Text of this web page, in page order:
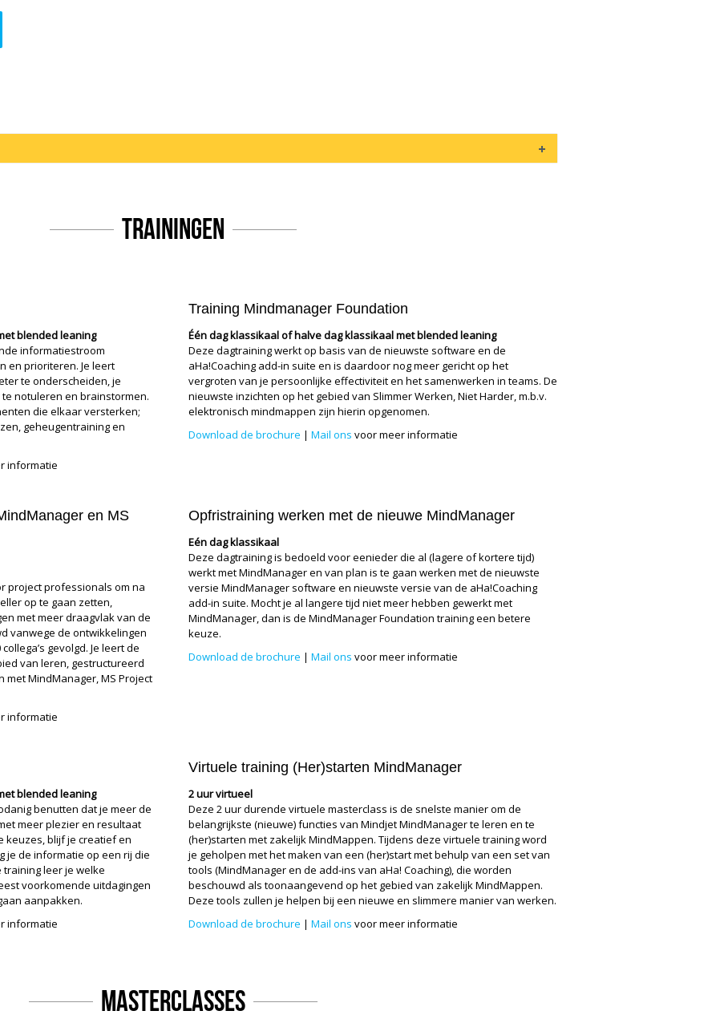
Trainingen
blended leaning
informatiestroom
en prioriteren. Je leert
te onderscheiden, je
notuleren en brainstormen.
die elkaar versterken;
geheugentraining en
informatie
Training Mindmanager Foundation
Één dag klassikaal of halve dag klassikaal met blended leaning
Deze dagtraining werkt op basis van de nieuwste software en de
aHa!Coaching add-in suite en is daardoor nog meer gericht op het
vergroten van je persoonlijke effectiviteit en het samenwerken in teams. De
nieuwste inzichten op het gebied van Slimmer Werken, Niet Harder, m.b.v.
elektronisch mindmappen zijn hierin opgenomen.
Download de brochure |Mail ons voor meer informatie
en MS
project professionals om na
op te gaan zetten,
met meer draagvlak van de
vanwege de ontwikkelingen
gevolgd. Je leert de
van leren, gestructureerd
met MindManager, MS Project
informatie
Opfristraining werken met de nieuwe MindManager
Eén dag klassikaal
Deze dagtraining is bedoeld voor eenieder die al (lagere of kortere tijd)
werkt met MindManager en van plan is te gaan werken met de nieuwste
versie MindManager software en nieuwste versie van de aHa!Coaching
add-in suite. Mocht je al langere tijd niet meer hebben gewerkt met
MindManager, dan is de MindManager Foundation training een betere
keuze.
Download de brochure |Mail ons voor meer informatie
blended leaning
benutten dat je meer de
meer plezier en resultaat
keuzes, blijf je creatief en
je de informatie op een rij die
training leer je welke
voorkomende uitdagingen
aanpakken.
informatie
Virtuele training (Her)starten MindManager
2 uur virtueel
Deze 2 uur durende virtuele masterclass is de snelste manier om de
belangrijkste (nieuwe) functies van Mindjet MindManager te leren en te
(her)starten met zakelijk MindMappen. Tijdens deze virtuele training word
je geholpen met het maken van een (her)start met behulp van een set van
tools (MindManager en de add-ins van aHa! Coaching), die worden
beschouwd als toonaangevend op het gebied van zakelijk MindMappen.
Deze tools zullen je helpen bij een nieuwe en slimmere manier van werken.
Download de brochure |Mail ons voor meer informatie
Masterclasses